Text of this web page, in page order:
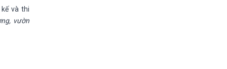
và thi
vườn